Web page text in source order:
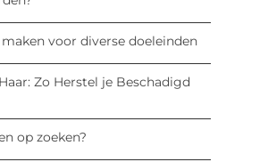
voor diverse doeleinden
Zo Herstel je Beschadigd
op zoeken?